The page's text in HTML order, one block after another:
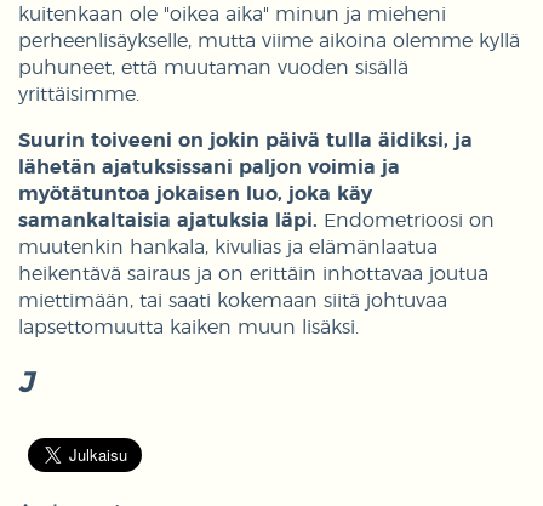
kuitenkaan ole "oikea aika" minun ja mieheni
perheenlisäykselle, mutta viime aikoina olemme kyllä
puhuneet, että muutaman vuoden sisällä
yrittäisimme.
Suurin toiveeni on jokin päivä tulla äidiksi, ja
lähetän ajatuksissani paljon voimia ja
myötätuntoa jokaisen luo, joka käy
samankaltaisia ajatuksia läpi. Endometrioosi on
muutenkin hankala, kivulias ja elämänlaatua
heikentävä sairaus ja on erittäin inhottavaa joutua
miettimään, tai saati kokemaan siitä johtuvaa
lapsettomuutta kaiken muun lisäksi.
J